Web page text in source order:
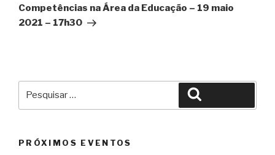
Competências na Área da Educação – 19 maio
2021 – 17h30
PRÓXIMOS EVENTOS